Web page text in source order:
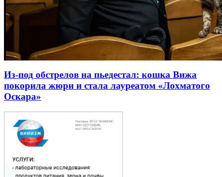
Из-под обстрелов на пьедестал: кошка Вижа
покорила жюри и стала лауреатом «Лохматого
Оскара»